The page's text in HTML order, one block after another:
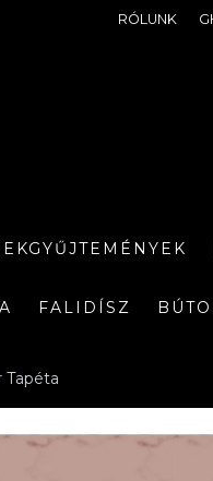
RÓLUNK
FALIDÍSZ
Tapéta